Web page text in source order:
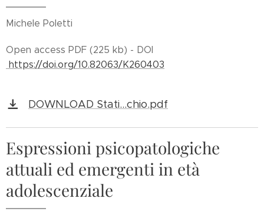
Michele Poletti
Open access PDF (225 kb) - DOI
https://doi.org/10.82063/K260403
DOWNLOAD Stati...chio.pdf
Espressioni psicopatologiche
attuali ed emergenti in età
adolescenziale